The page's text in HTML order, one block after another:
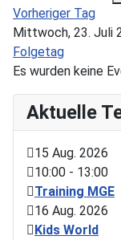
Vorheriger Tag
Mittwoch, 23. Juli
Folgetag
Es wurden keine
Aktuelle
15 Aug. 2026
10:00 - 13:00
Training MGE
16 Aug. 2026
Kids World